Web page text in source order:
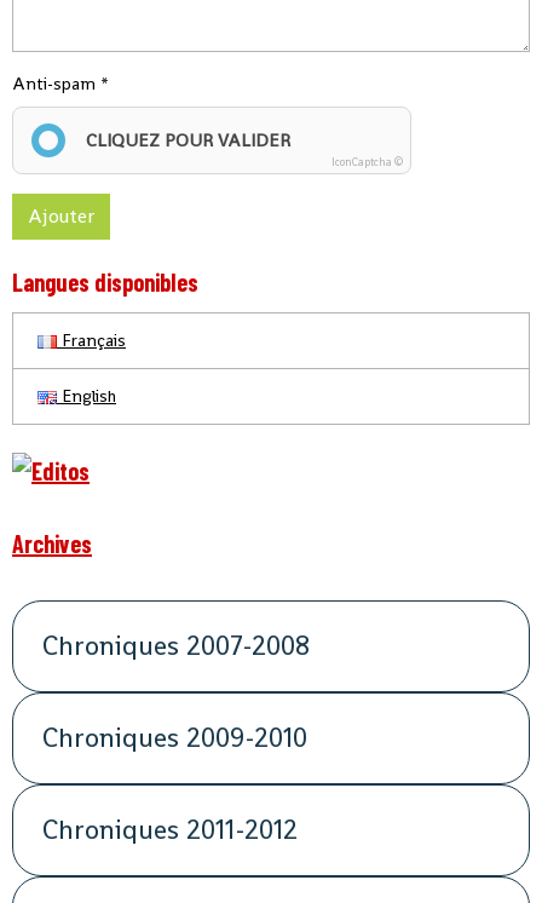
Anti-spam
CLIQUEZ POUR VALIDER
IconCaptcha ©
Ajouter
Langues disponibles
Français
English
Archives
Chroniques 2007-2008
Chroniques 2009-2010
Chroniques 2011-2012